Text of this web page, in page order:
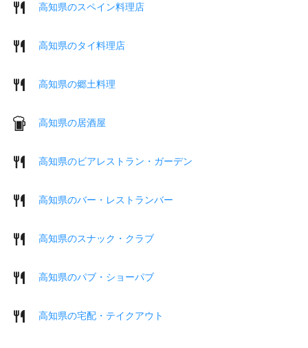
高知県のスペイン料理店
高知県のタイ料理店
高知県の郷土料理
高知県の居酒屋
高知県のビアレストラン・ガーデン
高知県のバー・レストランバー
高知県のスナック・クラブ
高知県のパブ・ショーパブ
高知県の宅配・テイクアウト